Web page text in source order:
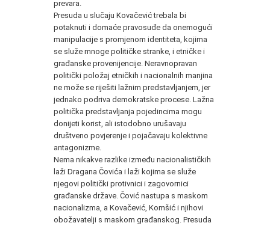
prevara.
Presuda u slučaju Kovačević trebala bi
potaknuti i domaće pravosuđe da onemogući
manipulacije s promjenom identiteta, kojima
se služe mnoge političke stranke, i etničke i
građanske provenijencije. Neravnopravan
politički položaj etničkih i nacionalnih manjina
ne može se riješiti lažnim predstavljanjem, jer
jednako podriva demokratske procese. Lažna
politička predstavljanja pojedincima mogu
donijeti korist, ali istodobno urušavaju
društveno povjerenje i pojačavaju kolektivne
antagonizme.
Nema nikakve razlike između nacionalističkih
laži Dragana Čovića i laži kojima se služe
njegovi politički protivnici i zagovornici
građanske države. Čović nastupa s maskom
nacionalizma, a Kovačević, Komšić i njihovi
obožavatelji s maskom građanskog. Presuda